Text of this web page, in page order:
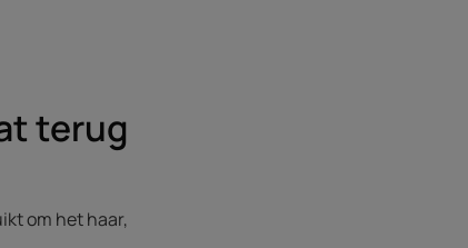
terug
om het haar,